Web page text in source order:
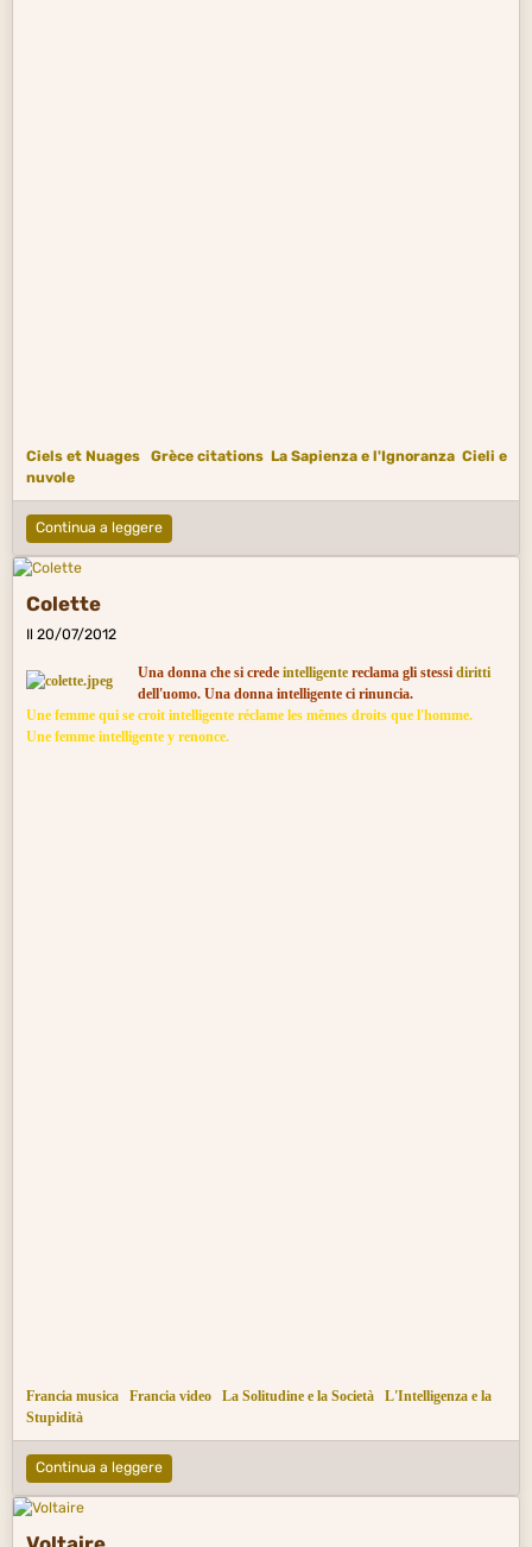
Ciels et Nuages Grèce citations La Sapienza e l'Ignoranza Cieli e
nuvole
Continua a leggere
Colette
Il 20/07/2012
Una donna che si crede intelligente reclama gli stessi diritti
dell'uomo. Una donna intelligente ci rinuncia.
Une femme qui se croit intelligente réclameles mêmes droitsque l'homme.
Une femme intelligente y renonce.
Francia musica Francia video La Solitudine e la Società
L'Intelligenza e la
Stupidità
Continua a leggere